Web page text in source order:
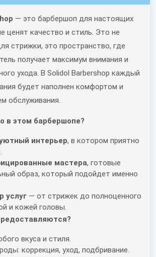
— это барбершоп для настоящих
ценят качество и стиль. Это не
стрижки, это пространство, где
получает максимум внимания и
ухода. В Solidol Barbershop каждый
будет наполнен комфортом и
обслуживания.
в этом барбершопе?
интерьер, в котором приятно
мастера, готовые
образ, который подойдет именно
услуг — от стрижек до полноценного
и кожей головы.
вкуса и стиля.
коррекция, уход, подбривание.